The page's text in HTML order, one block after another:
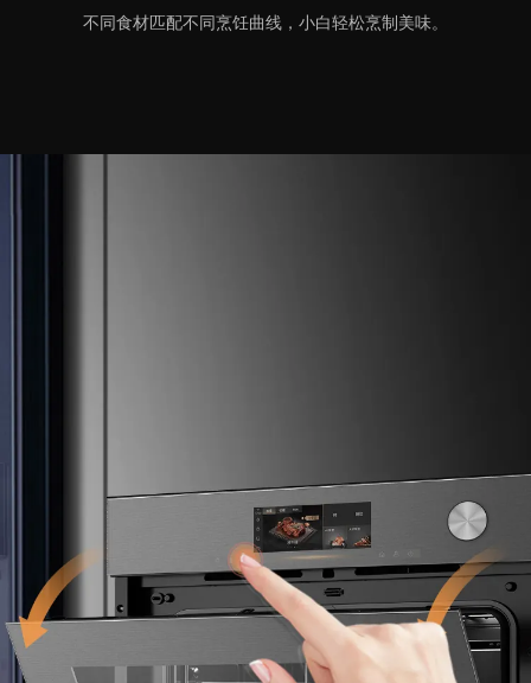
不同食材匹配不同烹饪曲线，小白轻松烹制美味。